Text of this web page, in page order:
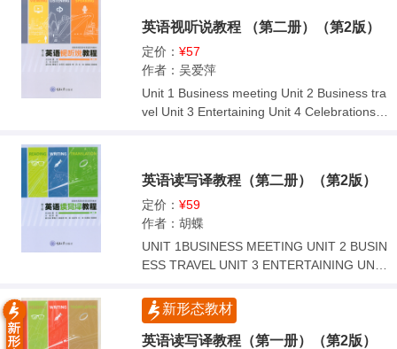
能力、促进发展”为宗旨，立足高职学生未来
工作需求，对学生进行针对性的工作岗位技
能培养，同时为他们未来工作岗位的提升做
好文化素养和跨文化交际能力的储备，是具
有鲜明高职特色的全新型教材，对推进高等
划，每个单元的内容由浅入深，由易到难，
从音标到词语，再到句子和篇章，形式多样
且富有逻辑性，符合高职学生学习基础和认
英语视听说教程 （第二册）（第2版）
定价： ¥57
作者：吴爱萍
Unit 1 Business meeting Unit 2 Business tra
vel Unit 3 Entertaining Unit 4 Celebrations U
英语读写译教程（第二册）（第2版）
定价： ¥59
作者：胡蝶
UNIT 1BUSINESS MEETING UNIT 2 BUSIN
ESS TRAVEL UNIT 3 ENTERTAINING UNIT
UNIT 6 PROFESSIONAL TRAINING UNIT 7
PROMOTION UNIT 8 FUTURE TRENDS
新形态教材
英语读写译教程（第一册）（第2版）